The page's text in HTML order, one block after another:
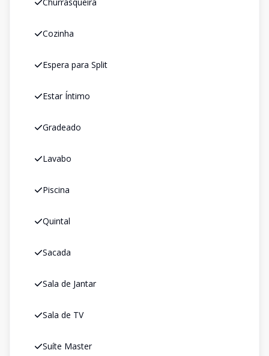
Cozinha
Espera para Split
Estar Íntimo
Gradeado
Lavabo
Piscina
Quintal
Sacada
Sala de Jantar
Sala de TV
Suíte Master